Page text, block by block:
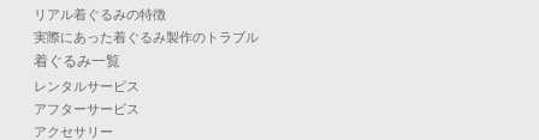
リアル着ぐるみの特徴
実際にあった着ぐるみ製作のトラブル
着ぐるみ一覧
レンタルサービス
アフターサービス
アクセサリー